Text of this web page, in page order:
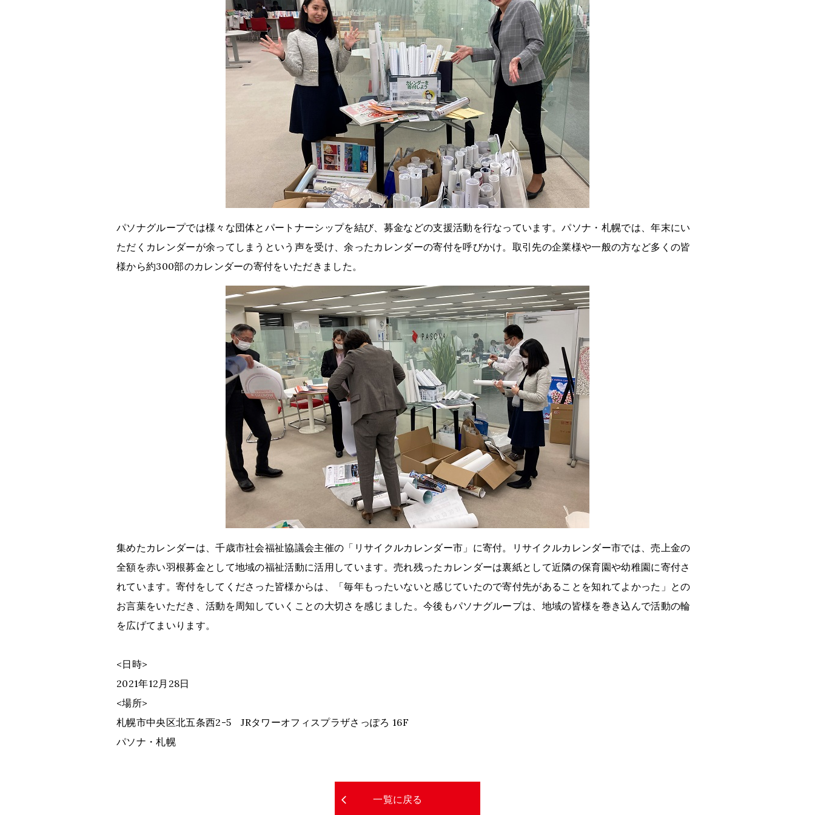
パソナグループでは様々な団体とパートナーシップを結び、募金などの支援活動を行なっています。パソナ・札幌では、年末にい
ただくカレンダーが余ってしまうという声を受け、余ったカレンダーの寄付を呼びかけ。取引先の企業様や一般の方など多くの皆
様から約300部のカレンダーの寄付をいただきました。
集めたカレンダーは、千歳市社会福祉協議会主催の「リサイクルカレンダー市」に寄付。リサイクルカレンダー市では、売上金の
全額を赤い羽根募金として地域の福祉活動に活用しています。売れ残ったカレンダーは裏紙として近隣の保育園や幼稚園に寄付さ
れています。寄付をしてくださった皆様からは、「毎年もったいないと感じていたので寄付先があることを知れてよかった」との
お言葉をいただき、活動を周知していくことの大切さを感じました。今後もパソナグループは、地域の皆様を巻き込んで活動の輪
を広げてまいります。
<日時>
2021年12月28日
<場所>
札幌市中央区北五条西2-5 JRタワーオフィスプラザさっぽろ 16F
パソナ・札幌
一覧に戻る